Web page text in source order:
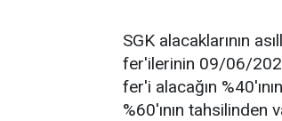
SGK alacaklarının
fer'ilerinin 09/06/
fer'i alacağın
%60'ının tahsilinden